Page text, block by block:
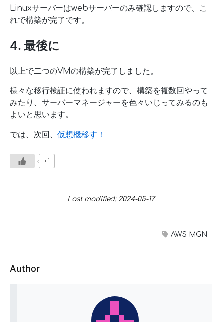
Linuxサーバーはwebサーバーのみ確認しますので、こ
れで構築が完了です。
4. 最後に
以上で二つのVMの構築が完了しました。
様々な移行検証に使われますので、構築を複数回やって
みたり、サーバーマネージャーを色々いじってみるのも
よいと思います。
では、次回、 仮想機移す！
+1
Last modified: 2024-05-17
AWS MGN
Author